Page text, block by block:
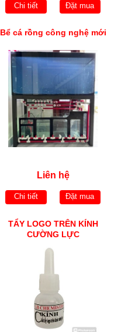
Chi tiết Đặt mua
Bể cá rồng công nghệ mới
Liên hệ
Chi tiết Đặt mua
TẨY LOGO TRÊN KÍNH
CƯỜNG LỰC